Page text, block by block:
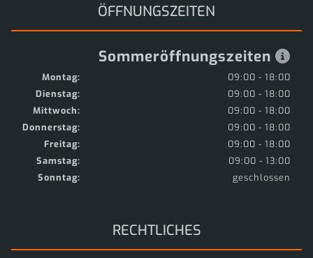
ÖFFNUNGSZEITEN
Sommeröffnungszeiten
Montag:
09:00 - 18:00
Dienstag:
09:00 - 18:00
Mittwoch:
09:00 - 18:00
Donnerstag:
09:00 - 18:00
Freitag:
09:00 - 18:00
Samstag:
09:00 - 13:00
Sonntag:
geschlossen
RECHTLICHES